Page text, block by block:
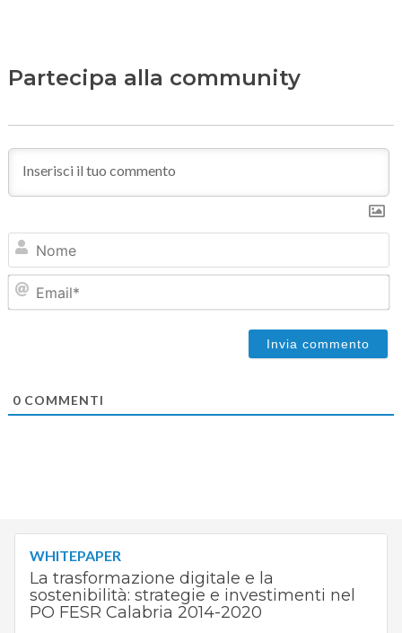
Partecipa alla community
0COMMENTI
WHITEPAPER
La trasformazione digitale e la
sostenibilità: strategie e investimenti nel
PO FESR Calabria 2014-2020